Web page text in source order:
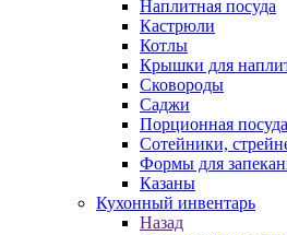
Наплитная посуда
Кастрюли
Котлы
Крышки для
Сковороды
Саджи
Порционная посуда
Сотейники,
Формы для
Казаны
Кухонный инвентарь
Назад